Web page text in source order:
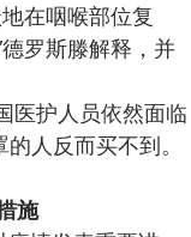
在咽喉部位复
罗斯滕解释，并
医护人员依然面临
人反而买不到。
施